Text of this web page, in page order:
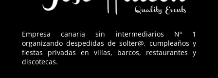
Empresa canaria sin intermediarios Nº 1
organizando despedidas de solter@, cumpleaños y
fiestas privadas en villas, barcos, restaurantes y
discotecas.